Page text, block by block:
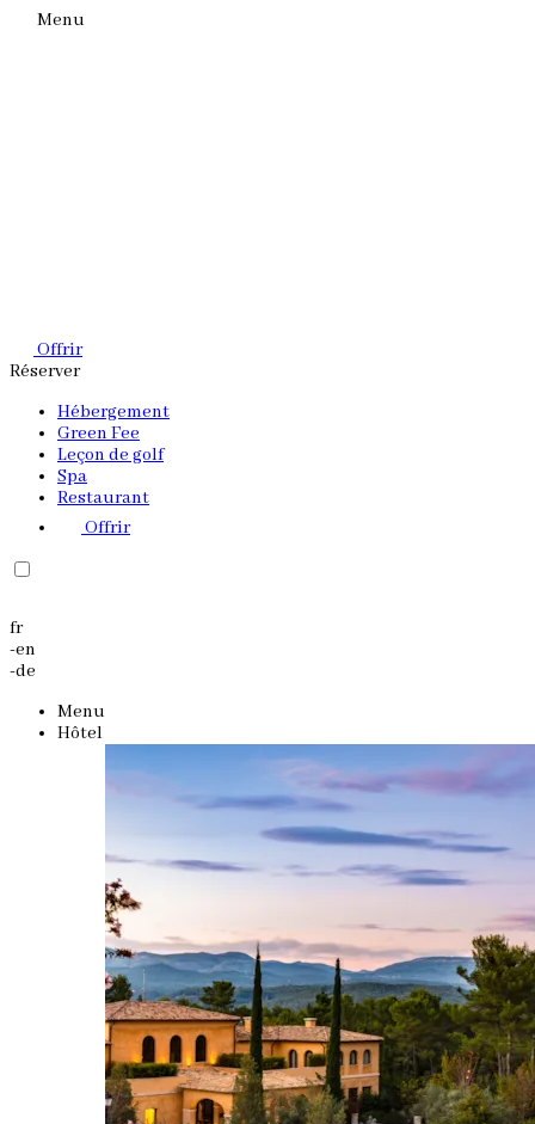
Menu
Offrir
Réserver
Hébergement
Green Fee
Leçon de golf
Spa
Restaurant
Offrir
fr
-en
-de
Menu
Hôtel